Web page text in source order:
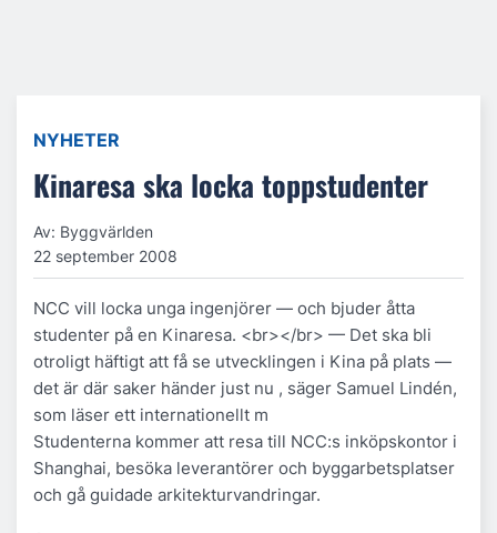
NYHETER
Kinaresa ska locka toppstudenter
Av: Byggvärlden
22 september 2008
NCC vill locka unga ingenjörer — och bjuder åtta
studenter på en Kinaresa. <br></br> — Det ska bli
otroligt häftigt att få se utvecklingen i Kina på plats —
det är där saker händer just nu , säger Samuel Lindén,
som läser ett internationellt m
Studenterna kommer att resa till NCC:s inköpskontor i
Shanghai, besöka leverantörer och byggarbetsplatser
och gå guidade arkitekturvandringar.